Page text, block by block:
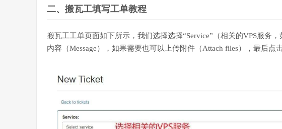
二、搬瓦工填写工单教程
搬瓦工工单页面如下所示，我们选择选择“Service”（相关的VPS服务
内容（Message），如果需要也可以上传附件（Attach files），最后点